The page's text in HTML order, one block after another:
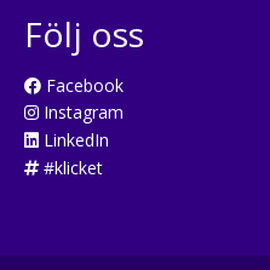
Följ oss
Facebook
Instagram
LinkedIn
#klicket